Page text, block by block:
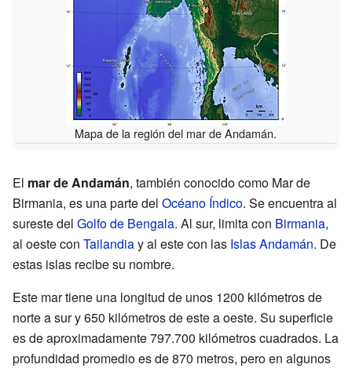
Mapa de la región del mar de Andamán.
El mar de Andamán, también conocido como Mar de
Birmania, es una parte del Océano Índico. Se encuentra al
sureste del Golfo de Bengala. Al sur, limita con Birmania,
al oeste con Tailandiay al este con las Islas Andamán. De
estas islas recibe su nombre.
Este mar tiene una longitud de unos 1200 kilómetros de
norte a sur y 650 kilómetros de este a oeste. Su superficie
es de aproximadamente 797.700 kilómetros cuadrados. La
profundidad promedio es de 870 metros, pero en algunos